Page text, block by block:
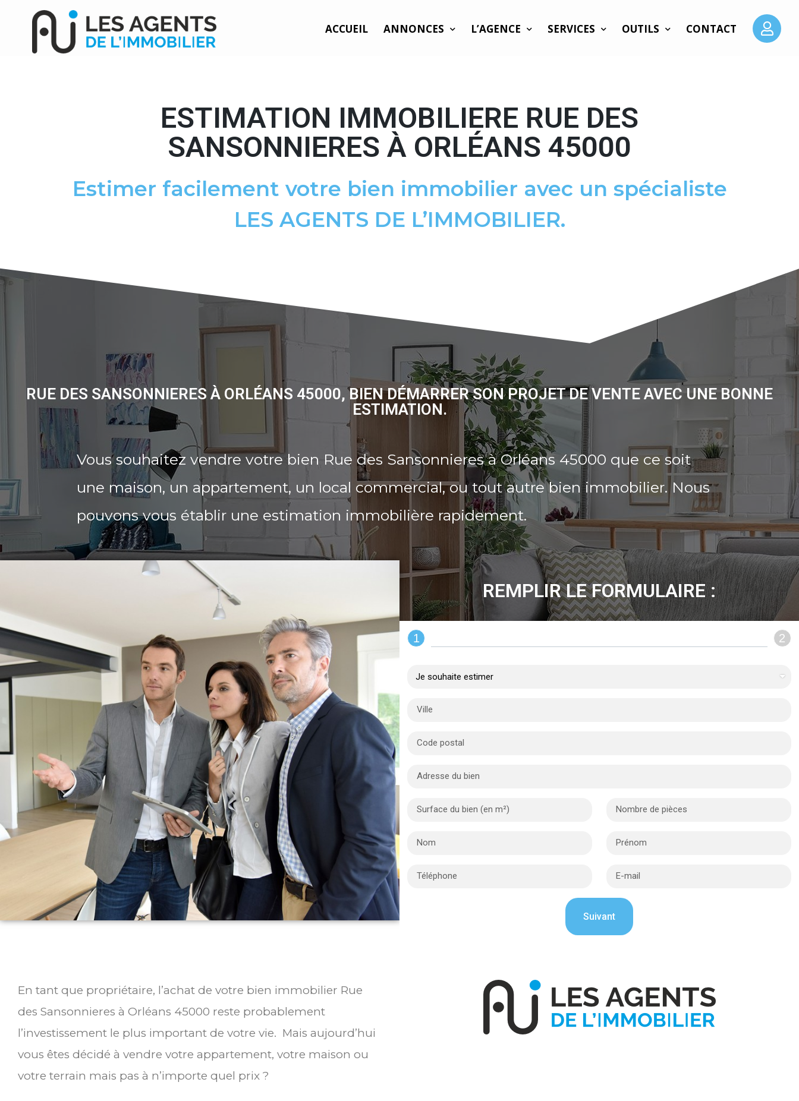
ACCUEIL ANNONCES L’AGENCE SERVICES OUTILS CONTACT
ESTIMATION IMMOBILIERE RUE DES
SANSONNIERES À ORLÉANS 45000
Estimer facilement votre bien immobilier avec un spécialiste
LES AGENTS DE L’IMMOBILIER.
RUE DES SANSONNIERES À ORLÉANS 45000, BIEN DÉMARRER SON PROJET DE VENTE AVEC UNE BONNE
ESTIMATION.
Vous souhaitez vendre votre bien Rue des Sansonnieres à Orléans 45000 que ce soit
une maison, un appartement, un local commercial, ou tout autre bien immobilier. Nous
pouvons vous établir une estimation immobilière rapidement.
REMPLIR LE FORMULAIRE :
1 2
En tant que propriétaire, l’achat de votre bien immobilier Rue
des Sansonnieres à Orléans 45000 reste probablement
l’investissement le plus important de votre vie. Mais aujourd’hui
vous êtes décidé à vendre votre appartement, votre maison ou
votre terrain mais pas à n’importe quel prix ?